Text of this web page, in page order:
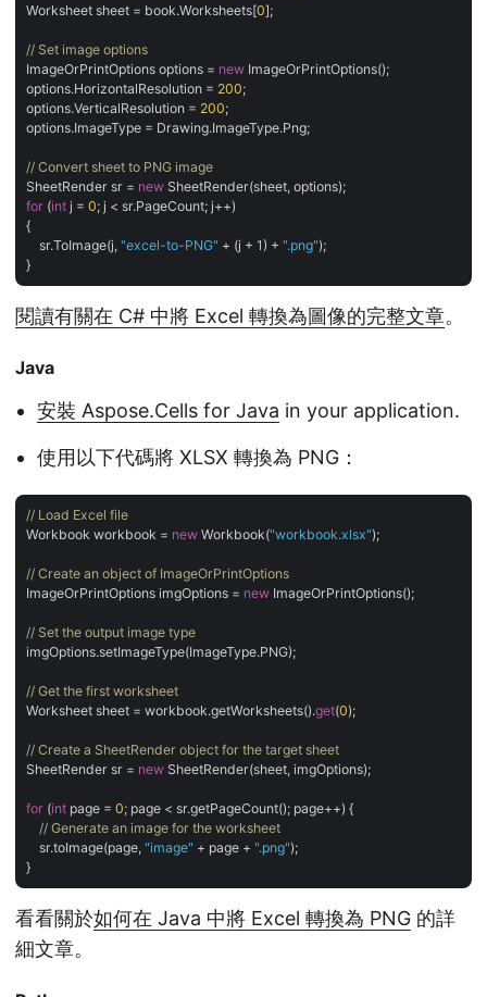
Worksheet sheet = book.Worksheets[0];
// Set image options
ImageOrPrintOptions options = new ImageOrPrintOptions();
options.HorizontalResolution = 200;
options.VerticalResolution = 200;
options.ImageType = Drawing.ImageType.Png;
// Convert sheet to PNG image
SheetRender sr = new
for (int j = 0; j < sr.PageCount; j++)
{
    sr.ToImage(j,
"excel-to-PNG" + (j + 1) + ".png");
閱讀有關在 C# 中將 Excel 轉換為圖像的完整文章。
Java
安裝 Aspose.Cells for Java in your application.
使用以下代碼將 XLSX 轉換為 PNG：
// Load Excel file
Workbook workbook = new Workbook("workbook.xlsx");
// Create an object of ImageOrPrintOptions
ImageOrPrintOptions imgOptions = new ImageOrPrintOptions();
// Set the output image type
imgOptions.setImageType(ImageType.PNG);
// Get the first worksheet
Worksheet sheet = workbook.getWorksheets().get(0);
// Create a SheetRender object for the target sheet
SheetRender sr = new SheetRender(sheet, imgOptions);
for (int page = 0; page < sr.getPageCount(); page++) {
// Generate an image for the worksheet
    sr.toImage(page,
"image" + page + ".png");
看看關於如何在 Java 中將 Excel 轉換為 PNG 的詳
細文章。